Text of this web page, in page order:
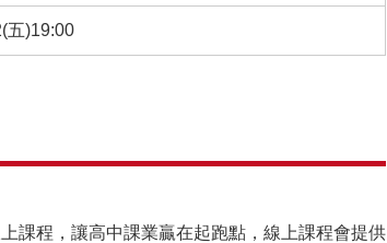
五)19:00
課程，讓高中課業贏在起跑點，線上課程會提供